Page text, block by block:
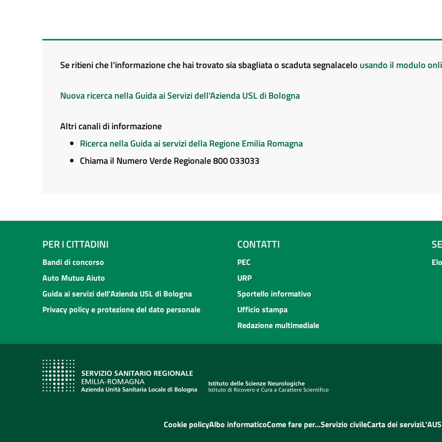
Se ritieni che l'informazione che hai trovato sia sbagliata o scaduta segnalacelo usando il modulo
Nuova ricerca nella Guida ai Servizi dell'Azienda USL di Bologna
Altri canali di informazione
Ricerca nella Guida ai servizi della Regione Emilia Romagna
Chiama il Numero Verde Regionale 800 033033
PER I CITTADINI
Bandi di concorso
Auto Mutuo Aiuto
Guida ai servizi dell'Azienda USL di Bologna
Privacy policy e protezione del dato personale
CONTATTI
PEC
URP
Sportello informativo
Ufficio stampa
Redazione multimediale
Cookie policyAlbo informaticoCome fare per...Servizio civileCarta dei servizi